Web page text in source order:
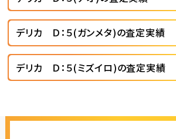
デリカ Ｄ：５(ガンメタ)の査定実績
デリカ Ｄ：５(ミズイロ)の査定実績